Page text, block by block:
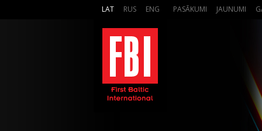
LAT RUS ENG PASĀKUMI JAUNUMI